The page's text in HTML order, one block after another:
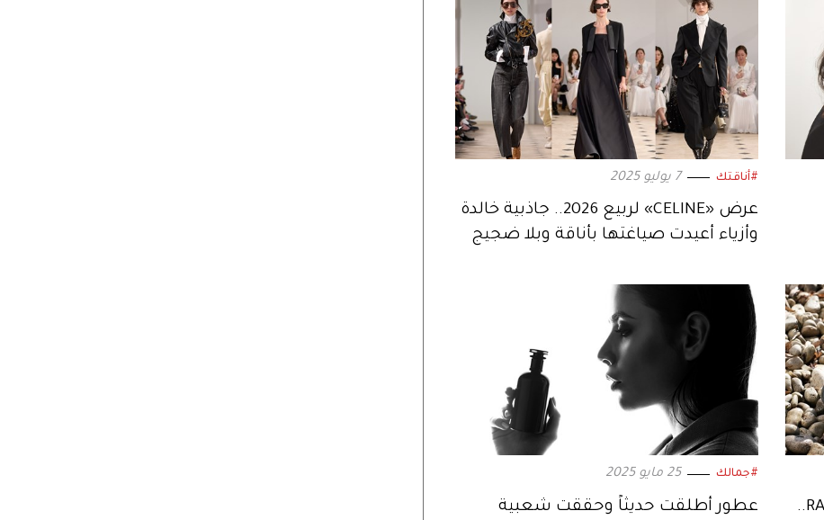
#أناقتك 7 يوليو 2025
عرض «CELINE» لربيع 2026.. جاذبية خالدة
وأزياء أعيدت صياغتها بأناقة وبلا ضجيج
سيلين تطلق أحدث حذاء سنيكر RACER..
#جمالك 25 مايو 2025
عطور أُطلقت حديثاً وحققت شعبية